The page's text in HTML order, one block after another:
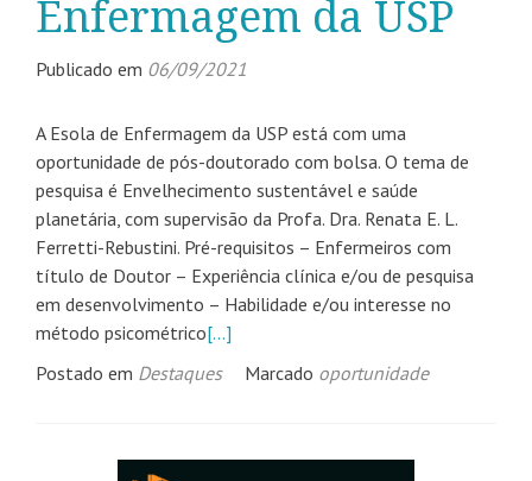
Enfermagem da USP
Publicado em 06/09/2021
A Esola de Enfermagem da USP está com uma
oportunidade de pós-doutorado com bolsa. O tema de
pesquisa é Envelhecimento sustentável e saúde
planetária, com supervisão da Profa. Dra. Renata E. L.
Ferretti-Rebustini. Pré-requisitos – Enfermeiros com
título de Doutor – Experiência clínica e/ou de pesquisa
em desenvolvimento – Habilidade e/ou interesse no
método psicométrico[…]
Postado em Destaques Marcado oportunidade